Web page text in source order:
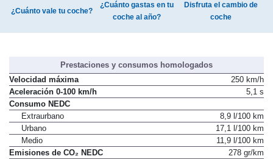
¿Cuánto vale tu coche?
¿Cuánto gastas en tu
coche al año?
Disfruta el cambio de
coche
Prestaciones y consumos homologados
Velocidad máxima
250 km/h
Aceleración 0-100 km/h
5,1 s
Consumo NEDC
Extraurbano
8,9 l/100 km
Urbano
17,1 l/100 km
Medio
11,9 l/100 km
Emisiones de CO₂ NEDC
278 gr/km